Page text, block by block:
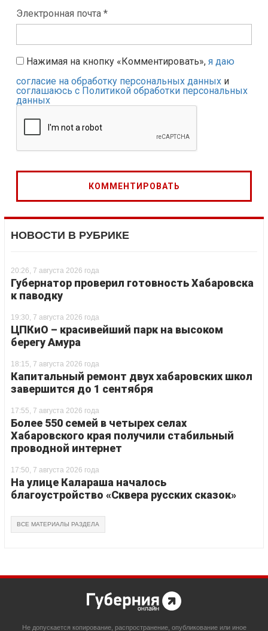
Электронная почта *
Нажимая на кнопку «Комментировать», я даю
согласие на обработку персональных данных и
соглашаюсь с Политикой обработки персональных
данных
НОВОСТИ В РУБРИКЕ
20:26, 7 августа 2026 года
Губернатор проверил готовность Хабаровска
к паводку
19:30, 7 августа 2026 года
ЦПКиО – красивейший парк на высоком
берегу Амура
18:15, 7 августа 2026 года
Капитальный ремонт двух хабаровских школ
завершится до 1 сентября
17:55, 7 августа 2026 года
Более 550 семей в четырех селах
Хабаровского края получили стабильный
проводной интернет
17:50, 7 августа 2026 года
На улице Калараша началось
благоустройство «Сквера русских сказок»
ВСЕ МАТЕРИАЛЫ РАЗДЕЛА
Не допускается копирование, распространение, опубликование или иное